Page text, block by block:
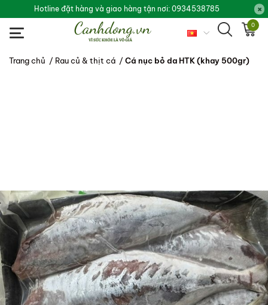
Hotline đặt hàng và giao hàng tận nơi: 0934538785
0
Trang chủ / Rau củ & thịt cá / Cá nục bỏ da HTK (khay 500gr)